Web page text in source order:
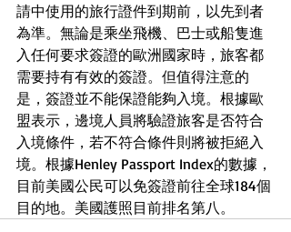
請中使用的旅行證件到期前，以先到者
為準。無論是乘坐飛機、巴士或船隻進
入任何要求簽證的歐洲國家時，旅客都
需要持有有效的簽證。但值得注意的
是，簽證並不能保證能夠入境。根據歐
盟表示，邊境人員將驗證旅客是否符合
入境條件，若不符合條件則將被拒絕入
境。根據Henley Passport Index的數據，
目前美國公民可以免簽證前往全球184個
目的地。美國護照目前排名第八。